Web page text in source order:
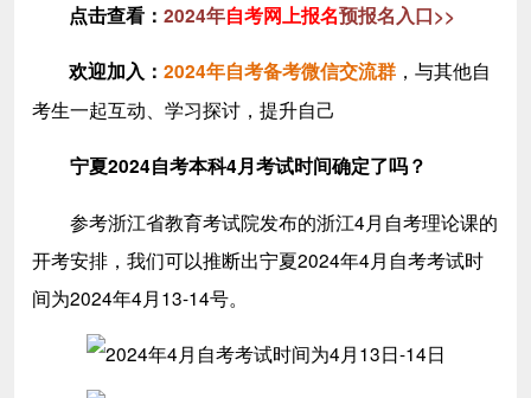
点击查看： 2024年自考网上报名预报名入口>>
欢迎加入： 2024年自考备考微信交流群，与其他自
考生一起互动、学习探讨，提升自己
宁夏2024自考本科4月考试时间确定了吗？
参考浙江省教育考试院发布的浙江4月自考理论课的
开考安排，我们可以推断出宁夏2024年4月自考考试时
间为2024年4月13-14号。